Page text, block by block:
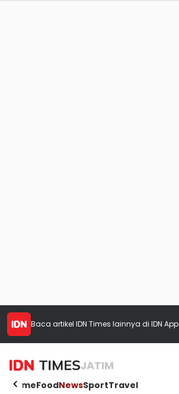
Baca artikel IDN Times lainnya di IDN App
JATIM
HomeFoodNewsSportTravel